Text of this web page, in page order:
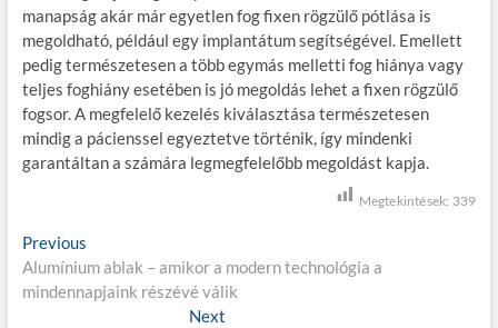
manapság akár már egyetlen fog fixen rögzülő pótlása is
megoldható, például egy implantátum segítségével. Emellett
pedig természetesen a több egymás melletti fog hiánya vagy
teljes foghiány esetében is jó megoldás lehet a fixen rögzülő
fogsor. A megfelelő kezelés kiválasztása természetesen
mindig a pácienssel egyeztetve történik, így mindenki
garantáltan a számára legmegfelelőbb megoldást kapja.
Megtekintések: 339
B
e
Previous
r
e
Alumínium ablak – amikor a modern technológia a
mindennapjaink részévé válik
Next